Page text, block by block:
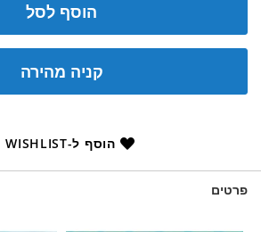
הוסף לסל
קניה מהירה
הוסף ל-WISHLIST
פרטים